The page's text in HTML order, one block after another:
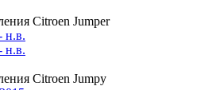
Citroen Jumper
н.в.
н.в.
Citroen Jumpy